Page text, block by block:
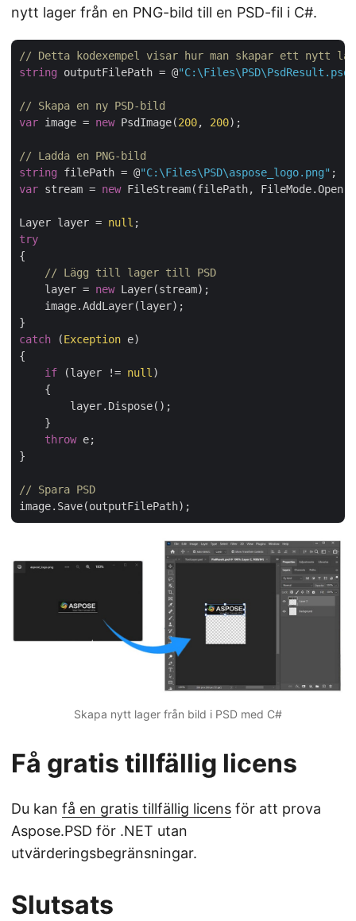
nytt lager från en PNG-bild till en PSD-fil i C#.
// Detta kodexempel visar hur man skapar ett nytt
string outputFilePath = @"C:\Files\PSD\PsdResult.psd"
// Skapa en ny PSD-bild
var image = new PsdImage(200, 200);
// Ladda en PNG-bild
string filePath = @"C:\Files\PSD\aspose_logo.png"
var stream = new FileStream(filePath, FileMode.Open);
Layer layer = null
try
{
// Lägg till lager till PSD
    layer =
new Layer(stream);
    image.AddLayer(layer);
catch (Exception e)
{
if (layer != null )
    {
        layer.Dispose();
    }
throw e;
}
// Spara PSD
Skapa nytt lager från bild i PSD med C#
Få gratis tillfällig licens
Du kan få en gratis tillfällig licens för att prova
Aspose.PSD för .NET utan
utvärderingsbegränsningar.
Slutsats